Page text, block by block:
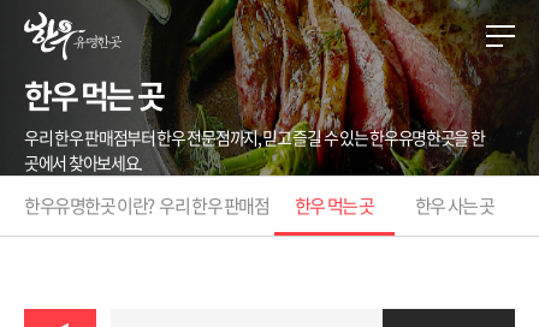
한우 먹는 곳
우리 한우 판매점부터 한우 전문점까지, 믿고 즐길 수 있는 한우유명한곳을 한
곳에서 찾아보세요.
한우유명한곳 이란? 우리 한우 판매점 한우 먹는 곳 한우 사는 곳